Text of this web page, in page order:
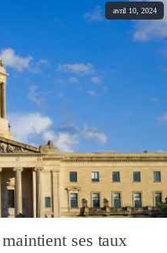
avril 10, 2024
ses taux